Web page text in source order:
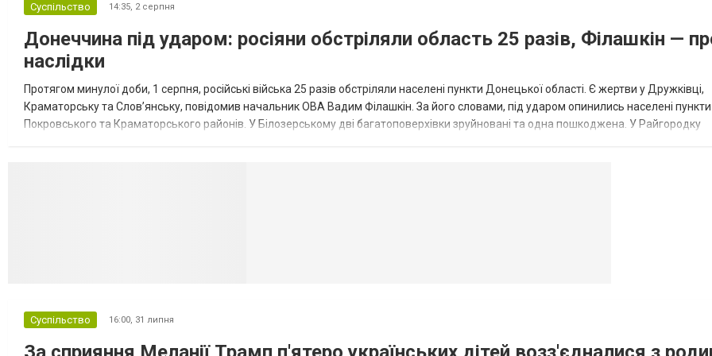
Суспільство 14:35, 2 серпня
Донеччина під ударом: росіяни обстріляли область 25 разів, Філашкін —
наслідки
Протягом минулої доби, 1 серпня, російські війська 25 разів обстріляли населені пункти Донецької області. Є жертви у Дружківці,
Краматорську та Слов’янську, повідомив начальник ОВА Вадим Філашкін. За його словами, під ударом опинились населені пункти
Покровського та Краматорського районів. У Білозерському дві багатоповерхівки зруйновані та одна пошкоджена. У Райгородку
Суспільство 16:00, 31 липня